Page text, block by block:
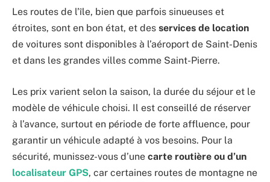
Les routes de l’île, bien que parfois sinueuses et
étroites, sont en bon état, et des services de location
de voitures sont disponibles à l’aéroport de Saint-Denis
et dans les grandes villes comme Saint-Pierre.
Les prix varient selon la saison, la durée du séjour et le
modèle de véhicule choisi. Il est conseillé de réserver
à l’avance, surtout en période de forte affluence, pour
garantir un véhicule adapté à vos besoins. Pour la
sécurité, munissez-vous d’une carte routière ou d’un
localisateur GPS, car certaines routes de montagne ne